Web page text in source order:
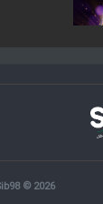
© 2026